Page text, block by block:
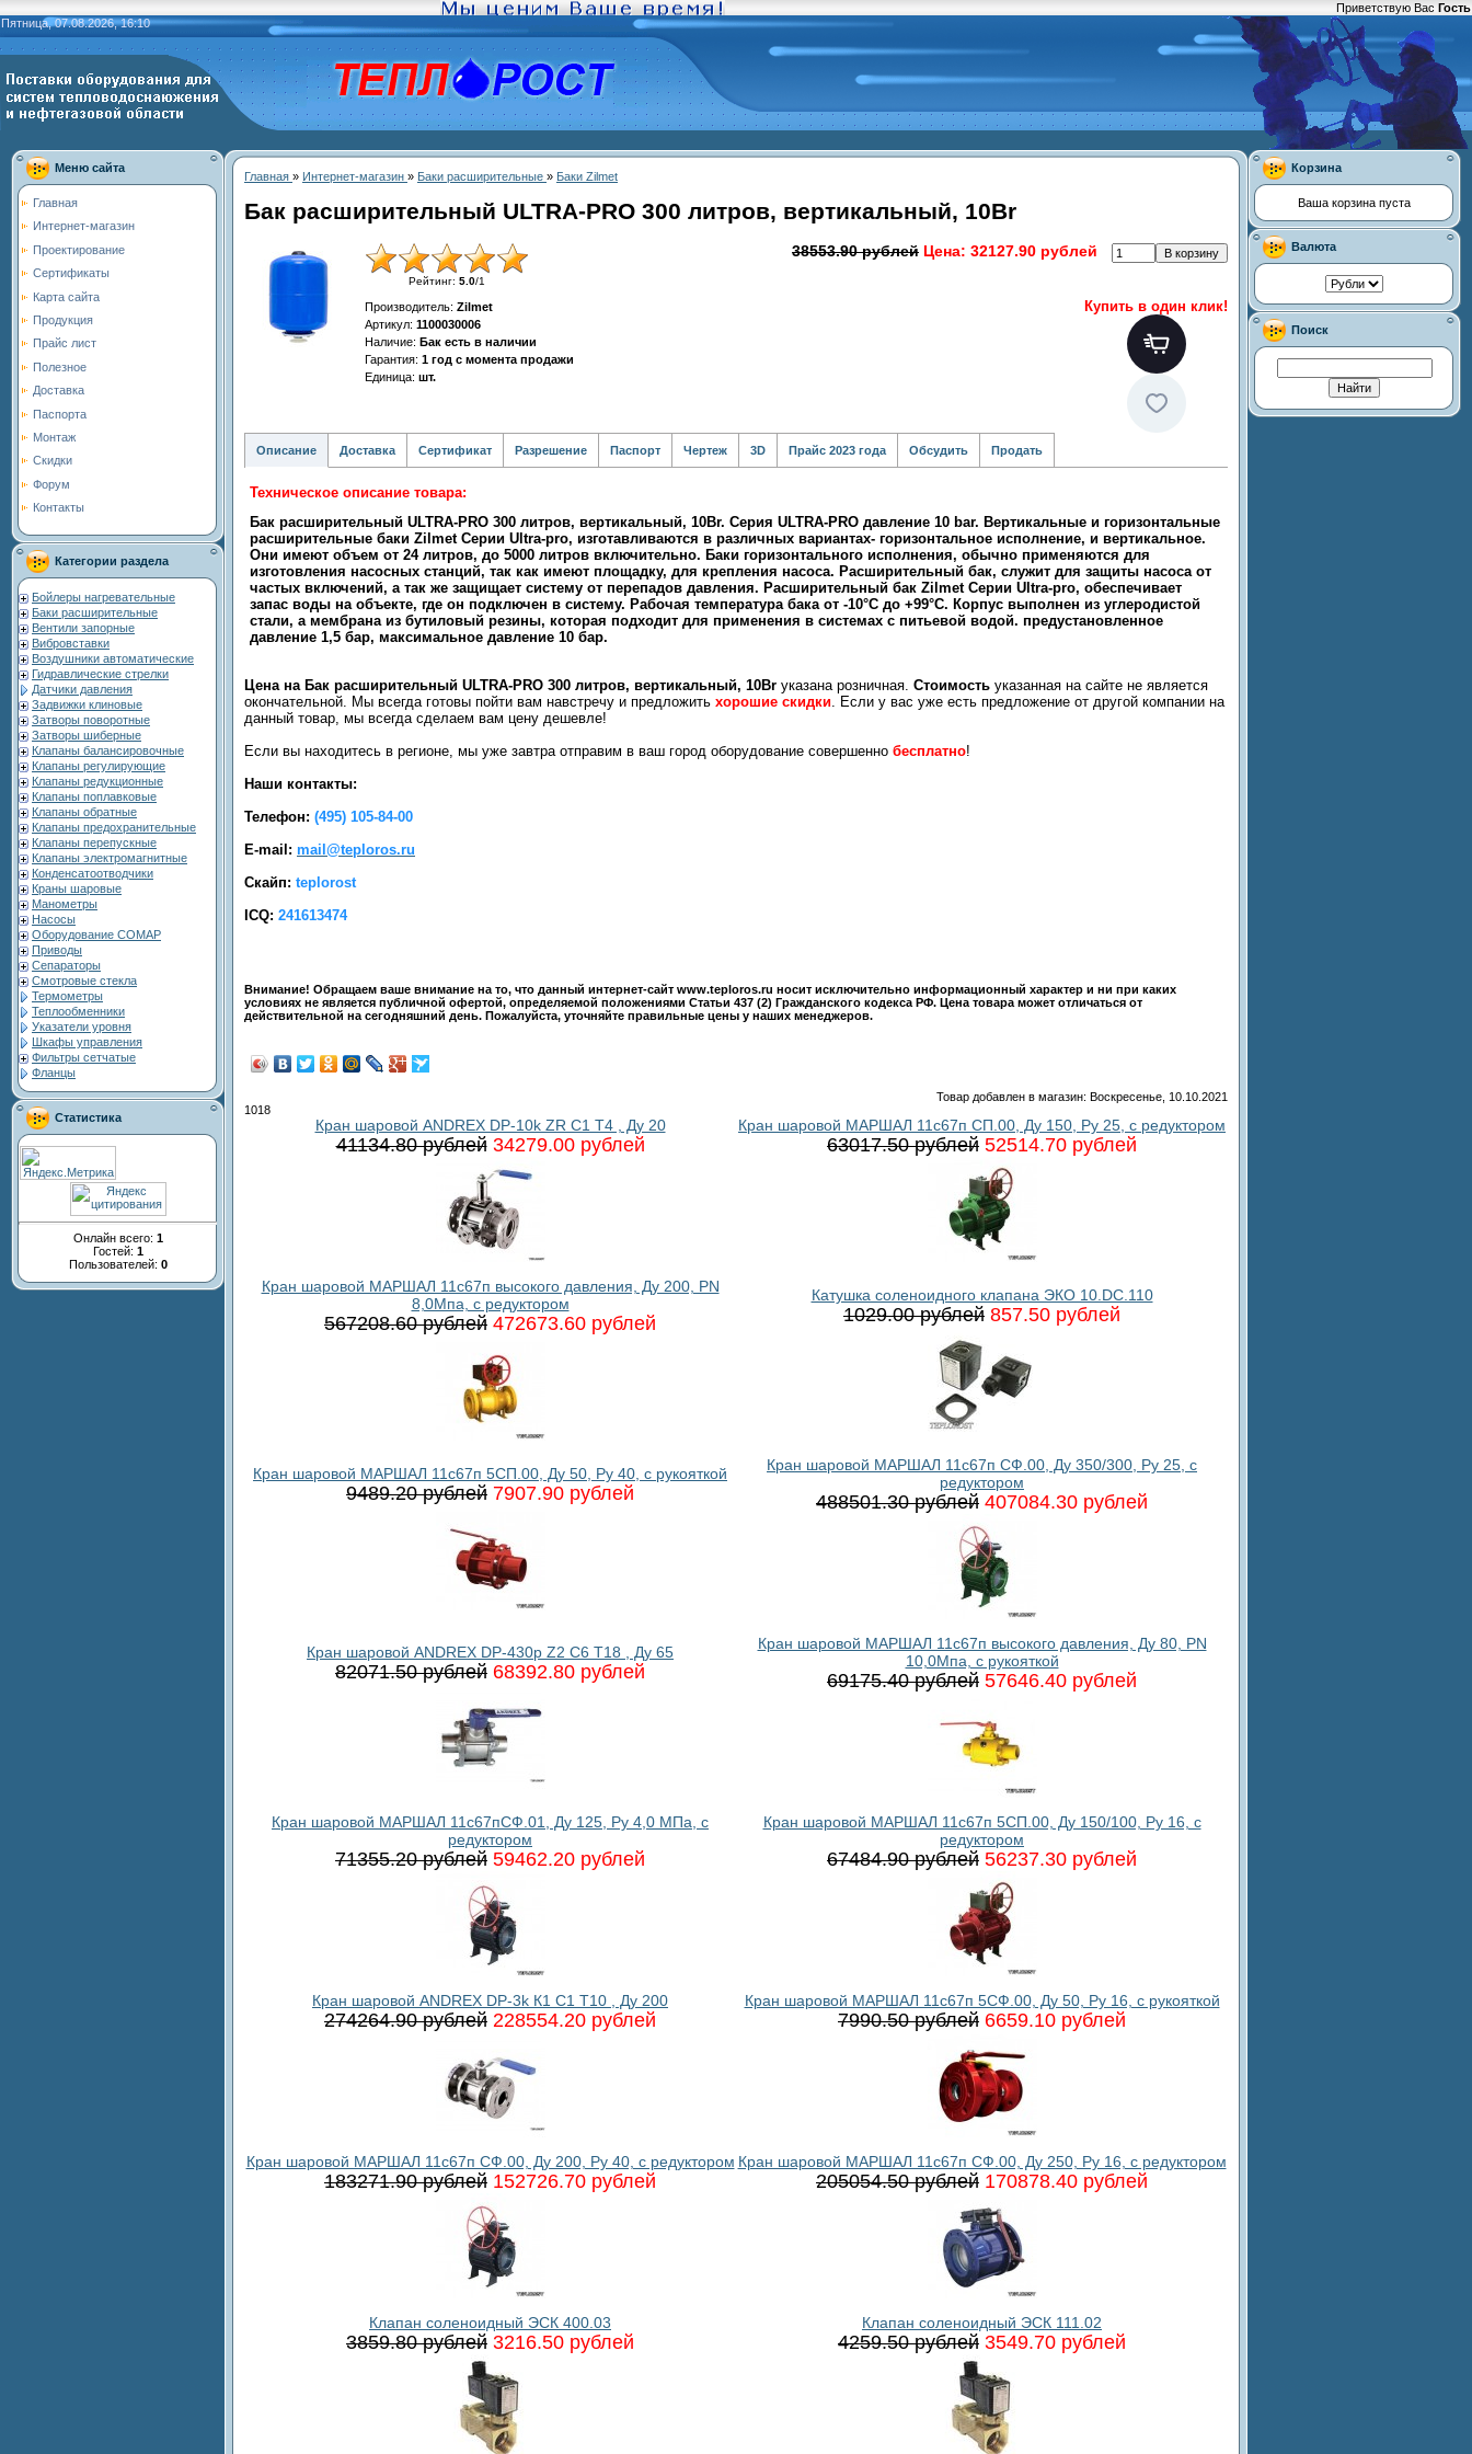
Приветствую Вас Гость
Пятница, 07.08.2026, 16:10
Меню сайта
Главная
Интернет-магазин
Проектирование
Сертификаты
Карта сайта
Продукция
Прайс лист
Полезное
Доставка
Паспорта
Монтаж
Скидки
Форум
Контакты
Категории раздела
Бойлеры нагревательные
Баки расширительные
Вентили запорные
Вибровставки
Воздушники автоматические
Гидравлические стрелки
Датчики давления
Задвижки клиновые
Затворы поворотные
Затворы шиберные
Клапаны балансировочные
Клапаны регулирующие
Клапаны редукционные
Клапаны поплавковые
Клапаны обратные
Клапаны предохранительные
Клапаны перепускные
Клапаны электромагнитные
Конденсатоотводчики
Краны шаровые
Манометры
Насосы
Оборудование COMAP
Приводы
Сепараторы
Смотровые стекла
Термометры
Теплообменники
Указатели уровня
Шкафы управления
Фильтры сетчатые
Фланцы
Статистика
Онлайн всего: 1
Гостей: 1
Пользователей: 0
Главная » Интернет-магазин » Баки расширительные » Баки Zilmet
Бак расширительный ULTRA-PRO 300 литров, вертикальный, 10Br
Рейтинг: 5.0/1
38553.90 рублей Цена: 32127.90 рублей
Производитель: Zilmet
Артикул: 1100030006
Наличие: Бак есть в наличии
Гарантия: 1 год с момента продажи
Единица: шт.
Купить в один клик!
Описание Доставка Сертификат Разрешение Паспорт Чертеж 3D Прайс 2023 года Обсудить Продать
Техническое описание товара:
Бак расширительный ULTRA-PRO 300 литров, вертикальный, 10Br. Серия ULTRA-PRO давление 10 bar. Вертикальные и горизонтальные
расширительные баки Zilmet Серии Ultra-pro, изготавливаются в различных вариантах- горизонтальное исполнение, и вертикальное.
Они имеют объем от 24 литров, до 5000 литров включительно. Баки горизонтального исполнения, обычно применяются для
изготовления насосных станций, так как имеют площадку, для крепления насоса. Расширительный бак, служит для защиты насоса от
частых включений, а так же защищает систему от перепадов давления. Расширительный бак Zilmet Серии Ultra-pro, обеспечивает
запас воды на объекте, где он подключен в систему. Рабочая температура бака от -10°С до +99°C. Корпус выполнен из углеродистой
стали, а мембрана из бутиловый резины, которая подходит для применения в системах с питьевой водой. предустановленное
давление 1,5 бар, максимальное давление 10 бар.
Цена на Бак расширительный ULTRA-PRO 300 литров, вертикальный, 10Br указана розничная. Стоимость указанная на сайте не является
окончательной. Мы всегда готовы пойти вам навстречу и предложить хорошие скидки . Если у вас уже есть предложение от другой компании на
данный товар, мы всегда сделаем вам цену дешевле!
Если вы находитесь в регионе, мы уже завтра отправим в ваш город оборудование совершенно бесплатно!
Наши контакты:
Телефон: (495) 105-84-00
E-mail: mail@teploros.ru
Скайп: teplorost
ICQ: 241613474
Внимание! Обращаем ваше внимание на то, что данный интернет-сайт www.teploros.ru носит исключительно информационный характер и ни при каких
условиях не является публичной офертой, определяемой положениями Статьи 437 (2) Гражданского кодекса РФ. Цена товара может отличаться от
действительной на сегодняшний день. Пожалуйста, уточняйте правильные цены у наших менеджеров.
Товар добавлен в магазин: Воскресенье, 10.10.2021
1018
Кран шаровой ANDREX DP-10k ZR C1 T4 , Ду 20
41134.80 рублей 34279.00 рублей
Кран шаровой МАРШАЛ 11с67п СП.00, Ду 150, Ру 25, с редуктором
63017.50 рублей 52514.70 рублей
Кран шаровой МАРШАЛ 11c67п высокого давления, Ду 200, PN
8,0Мпа, с редуктором
567208.60 рублей 472673.60 рублей
Катушка соленоидного клапана ЭКО 10.DC.110
1029.00 рублей 857.50 рублей
Кран шаровой МАРШАЛ 11с67п 5СП.00, Ду 50, Ру 40, с рукояткой
9489.20 рублей 7907.90 рублей
Кран шаровой МАРШАЛ 11с67п СФ.00, Ду 350/300, Ру 25, с
редуктором
488501.30 рублей 407084.30 рублей
Кран шаровой ANDREX DP-430p Z2 C6 T18 , Ду 65
82071.50 рублей 68392.80 рублей
Кран шаровой МАРШАЛ 11c67п высокого давления, Ду 80, PN
10,0Мпа, с рукояткой
69175.40 рублей 57646.40 рублей
Кран шаровой МАРШАЛ 11с67пСФ.01, Ду 125, Ру 4,0 МПа, с
редуктором
71355.20 рублей 59462.20 рублей
Кран шаровой МАРШАЛ 11с67п 5СП.00, Ду 150/100, Ру 16, с
редуктором
67484.90 рублей 56237.30 рублей
Кран шаровой ANDREX DP-3k К1 C1 T10 , Ду 200
274264.90 рублей 228554.20 рублей
Кран шаровой МАРШАЛ 11с67п 5СФ.00, Ду 50, Ру 16, с рукояткой
7990.50 рублей 6659.10 рублей
Кран шаровой МАРШАЛ 11с67п СФ.00, Ду 200, Ру 40, с редуктором
183271.90 рублей 152726.70 рублей
Кран шаровой МАРШАЛ 11с67п СФ.00, Ду 250, Ру 16, с редуктором
205054.50 рублей 170878.40 рублей
Клапан соленоидный ЭСК 400.03
3859.80 рублей 3216.50 рублей
Клапан соленоидный ЭСК 111.02
4259.50 рублей 3549.70 рублей
Корзина
Ваша корзина пуста
Валюта
Поиск